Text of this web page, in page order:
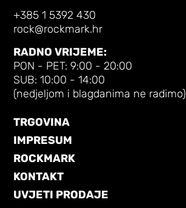
+385 1 5392 430
rock@rockmark.hr
RADNO VRIJEME:
PON - PET: 9:00 - 20:00
SUB: 10:00 - 14:00
(nedjeljom i blagdanima ne radimo)
TRGOVINA
IMPRESUM
ROCKMARK
KONTAKT
UVJETI PRODAJE